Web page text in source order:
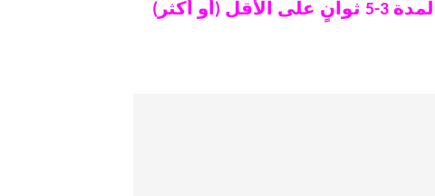
ملاحظة: قد تضطر إلى الضغط مع الاستمرار على هذه الأزرار في وقت واحد لمدة 3-5 ثوانٍ على الأقل (أو أكثر)